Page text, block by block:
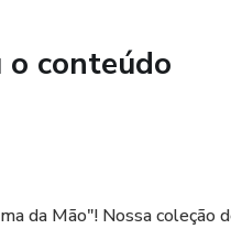
o conteúdo
da Mão"! Nossa coleção